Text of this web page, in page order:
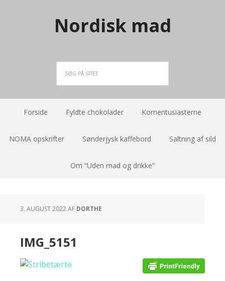
Nordisk mad
Forside Fyldte chokolader Kornentusiasterne
NOMA opskrifter Sønderjysk kaffebord Saltning af sild
Om “Uden mad og drikke”
3. AUGUST 2022AF DORTHE
IMG_5151